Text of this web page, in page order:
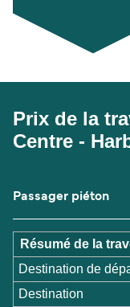
Prix de la
Centre -
Passager piéton
Résumé de la
Destination de
Destination